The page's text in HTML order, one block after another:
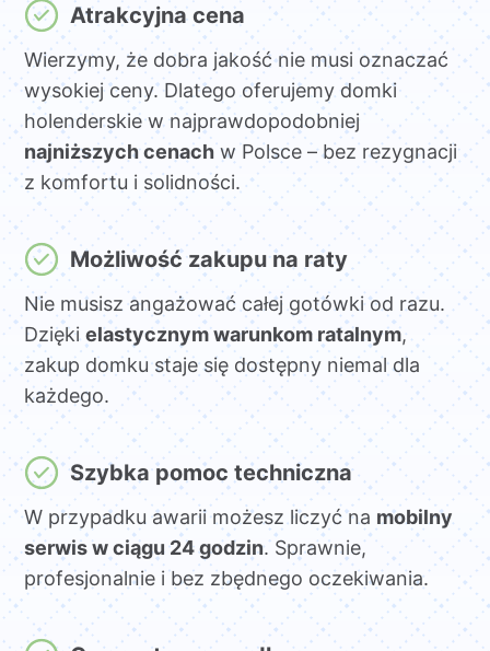
Atrakcyjna cena
Wierzymy, że dobra jakość nie musi oznaczać
wysokiej ceny. Dlatego oferujemy domki
holenderskie w najprawdopodobniej
najniższych cenachw Polsce – bez rezygnacji
z komfortu i solidności.
Możliwość zakupu na raty
Nie musisz angażować całej gotówki od razu.
Dziękielastycznym warunkom ratalnym,
zakup domku staje się dostępny niemal dla
każdego.
Szybka pomoc techniczna
W przypadku awarii możesz liczyć na mobilny
serwis w ciągu 24 godzin. Sprawnie,
profesjonalnie i bez zbędnego oczekiwania.